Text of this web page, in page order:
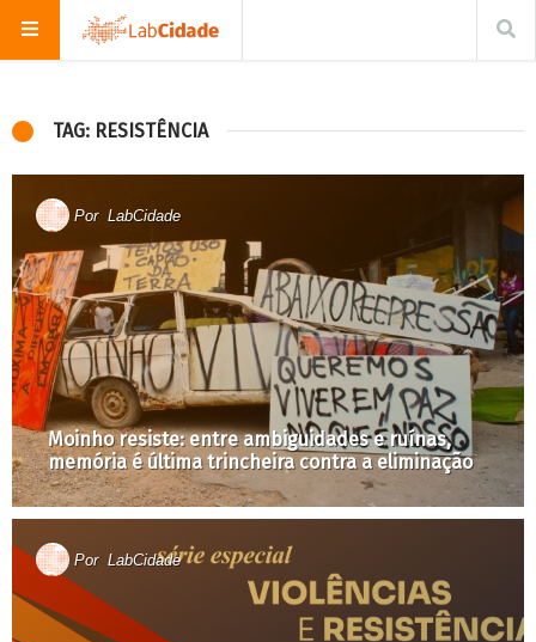
TAG: RESISTÊNCIA
Por LabCidade
Moinho resiste: entre ambiguidades e ruínas,
memória é última trincheira contra a eliminação
Por LabCidade